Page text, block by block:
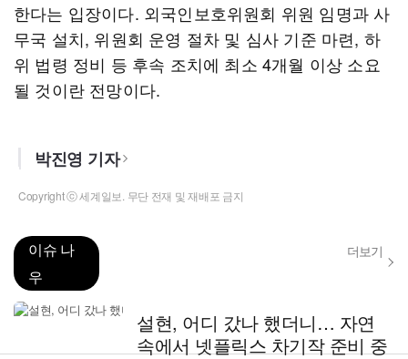
한다는 입장이다. 외국인보호위원회 위원 임명과 사
무국 설치, 위원회 운영 절차 및 심사 기준 마련, 하
위 법령 정비 등 후속 조치에 최소 4개월 이상 소요
될 것이란 전망이다.
박진영 기자
Copyright ⓒ 세계일보. 무단 전재 및 재배포 금지
이슈 나
우
더보기
설현, 어디 갔나 했더니… 자연
속에서 넷플릭스 차기작 준비 중